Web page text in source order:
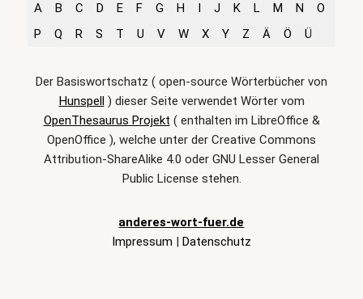
A
B C D E F G H I J K L M N
O
P
Q R S T U V W X Y Z Ä Ö Ü
Der Basiswortschatz ( open-source Wörterbücher von
Hunspell) dieser Seite verwendet Wörter vom
OpenThesaurus Projekt ( enthalten im LibreOffice &
OpenOffice ), welche unter der Creative Commons
Attribution-ShareAlike 4.0 oder GNU Lesser General
Public License stehen.
anderes-wort-fuer.de
Impressum | Datenschutz